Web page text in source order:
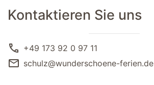
Kontaktieren Sie uns
call +49 173 92 0 97 11
mail schulz@wunderschoene-ferien.de